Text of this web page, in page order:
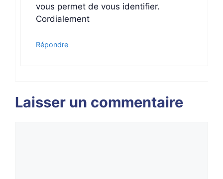
vous permet de vous identifier.
Cordialement
Répondre
Laisser un commentaire